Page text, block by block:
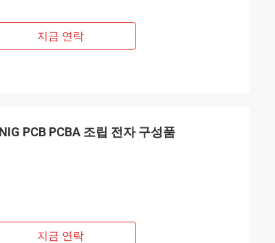
지금 연락
PCB PCBA 조립 전자 구성품
지금 연락